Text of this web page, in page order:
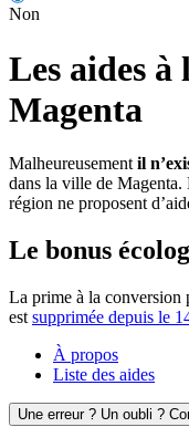
Non
Les aides à
Magenta
Malheureusement il
dans la ville de
région ne proposent
Le bonus
La prime à la conversion
est supprimée depuis le
À propos
Liste des aides
Une erreur ? Un oubli ?